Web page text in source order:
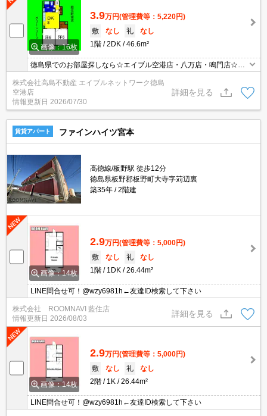
画像：16枚
3.9万円(管理費等：5,220円)
敷
なし 礼
なし
1階
2DK 46.6m²
徳島県でのお部屋探しなら☆エイブル空港店・八万店・鳴門店☆に
お任せを！LINE登録でお得なクーポン付き！→@701vdbki エイブ
ルならネット掲載の物件どこでもご紹介可能となっております！
株式会社高島不動産 エイブルネットワーク徳島
空港店
情報更新日 2026/07/30
詳細を見る
賃貸アパート ファインハイツ宮本
高徳線/板野駅 徒歩12分
徳島県板野郡板野町大寺字苅辺裏
築35年
2階建
画像：14枚
2.9万円(管理費等：5,000円)
敷
なし 礼
なし
1階
1DK 26.44m²
LINE問合せ可！@wzy6981h←友達ID検索して下さい
株式会社 ROOMNAVI 藍住店
情報更新日 2026/08/03
詳細を見る
画像：14枚
2.9万円(管理費等：5,000円)
敷
なし 礼
なし
2階
1K 26.44m²
LINE問合せ可！@wzy6981h←友達ID検索して下さい